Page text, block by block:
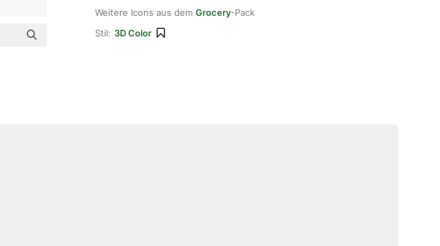
Weitere Icons aus dem Grocery-Pack
Stil: 3D Color